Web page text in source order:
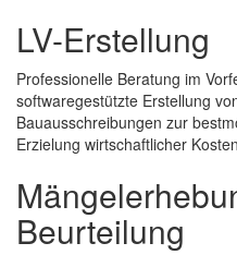
LV-Erstellung
Professionelle Beratung im
softwaregestützte Erstellung
Bauausschreibungen zur
Erzielung wirtschaftlicher
Beurteilung